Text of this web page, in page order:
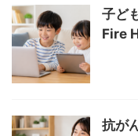
子ど
Fire
抗が